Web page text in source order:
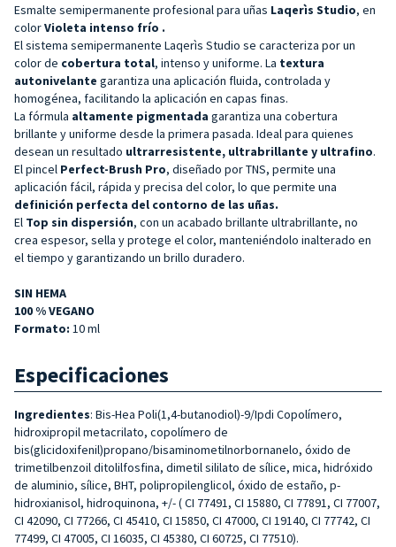
Esmalte semipermanente profesional para uñas Laqerìs Studio, en
colorVioleta intenso frío .
El sistema semipermanente Laqerìs Studio se caracteriza por un
color de cobertura total, intenso y uniforme. La textura
autonivelante garantiza una aplicación fluida, controlada y
homogénea, facilitando la aplicación en capas finas.
La fórmula altamente pigmentada garantiza una cobertura
brillante y uniforme desde la primera pasada. Ideal para quienes
desean un resultado ultrarresistente, ultrabrillante y ultrafino.
El pincel Perfect-Brush Pro, diseñado por TNS, permite una
aplicación fácil, rápida y precisa del color, lo que permite una
definición perfecta del contorno de las uñas.
El Top sin dispersión, con un acabado brillante ultrabrillante, no
crea espesor, sella y protege el color, manteniéndolo inalterado en
el tiempo y garantizando un brillo duradero.
SIN HEMA
100 % VEGANO
Formato: 10 ml
Especificaciones
Ingredientes: Bis-Hea Poli(1,4-butanodiol)-9/Ipdi Copolímero,
hidroxipropil metacrilato, copolímero de
bis(glicidoxifenil)propano/bisaminometilnorbornanelo, óxido de
trimetilbenzoil ditolilfosfina, dimetil sililato de sílice, mica, hidróxido
de aluminio, sílice, BHT, polipropilenglicol, óxido de estaño, p-
hidroxianisol, hidroquinona, +/- ( CI 77491, CI 15880, CI 77891, CI 77007,
CI 42090, CI 77266, CI 45410, CI 15850, CI 47000, CI 19140, CI 77742, CI
77499, CI 47005, CI 16035, CI 45380, CI 60725, CI 77510).